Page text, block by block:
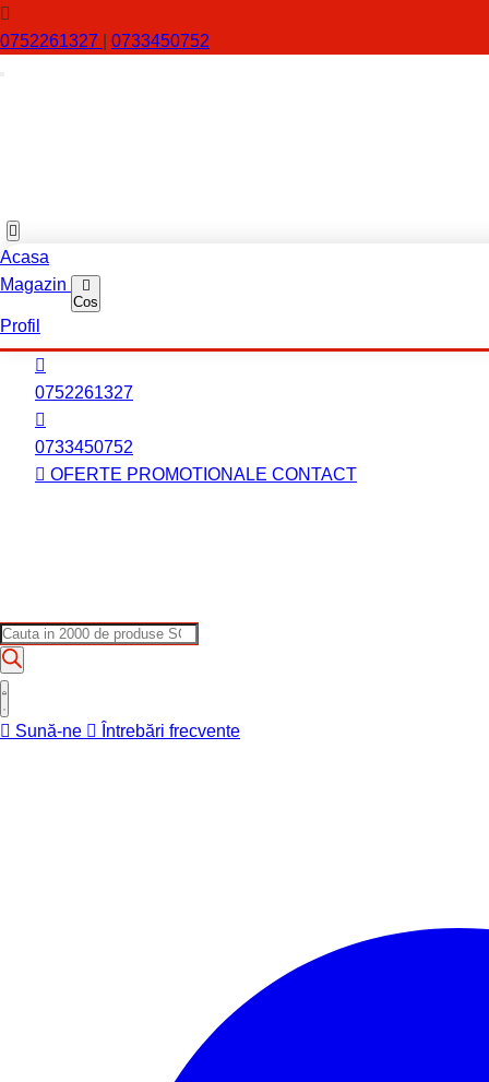
0752261327 0733450752
Acasa
Magazin
Cos
Profil
0752261327
0733450752
OFERTE PROMOTIONALE CONTACT
Products
search
Sună-ne Întrebări frecvente